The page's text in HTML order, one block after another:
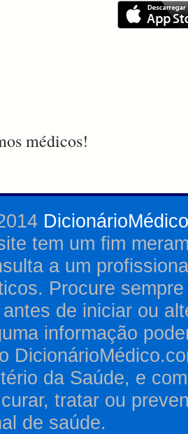
médicos!
tem um fim
a um
Procure
de iniciar ou
informação
da Saúde, e
tratar ou
de saúde.